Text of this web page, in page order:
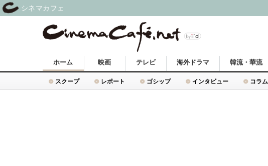
ホーム
スクープ レポート ゴシップ インタビュー コラム
映画 テレビ 海外ドラマ 韓流・華流
シネマカフェ